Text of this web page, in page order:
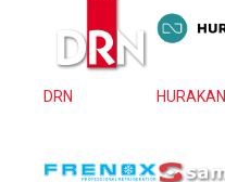
DRN HURAKAN